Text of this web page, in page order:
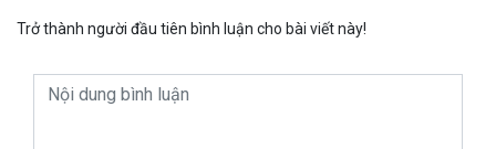
Trở thành người đầu tiên bình luận cho bài viết này!